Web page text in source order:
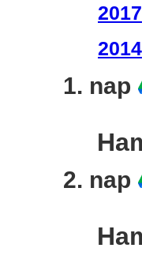
2017
2014
1. nap
2. nap